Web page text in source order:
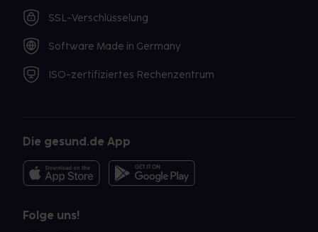
SSL-Verschlüsselung
Software Made in Germany
ISO-zertifiziertes Rechenzentrum
Die gesund.de App
Folge uns!